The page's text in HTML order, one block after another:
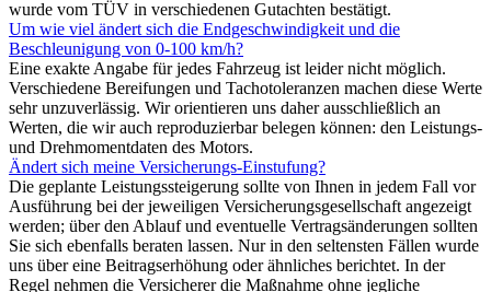
wurde vom TÜV in verschiedenen Gutachten bestätigt.
Um wie viel ändert sich die Endgeschwindigkeit und die
Beschleunigung von 0-100 km/h?
Eine exakte Angabe für jedes Fahrzeug ist leider nicht möglich.
Verschiedene Bereifungen und Tachotoleranzen machen diese Werte
sehr unzuverlässig. Wir orientieren uns daher ausschließlich an
Werten, die wir auch reproduzierbar belegen können: den Leistungs-
und Drehmomentdaten des Motors.
Ändert sich meine Versicherungs-Einstufung?
Die geplante Leistungssteigerung sollte von Ihnen in jedem Fall vor
Ausführung bei der jeweiligen Versicherungsgesellschaft angezeigt
werden; über den Ablauf und eventuelle Vertragsänderungen sollten
Sie sich ebenfalls beraten lassen. Nur in den seltensten Fällen wurde
uns über eine Beitragserhöhung oder ähnliches berichtet. In der
Regel nehmen die Versicherer die Maßnahme ohne jegliche